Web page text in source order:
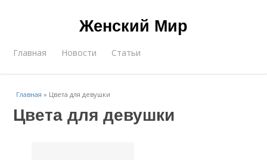
Женский Мир
Главная Новости Статьи
Главная » Цвета для девушки
Цвета для девушки